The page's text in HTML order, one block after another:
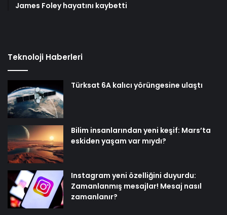
James Foley hayatını kaybetti
Teknoloji Haberleri
Türksat 6A kalıcı yörüngesine ulaştı
Bilim insanlarından yeni keşif: Mars’ta
eskiden yaşam var mıydı?
Instagram yeni özelliğini duyurdu:
Zamanlanmış mesajlar! Mesaj nasıl
zamanlanır?